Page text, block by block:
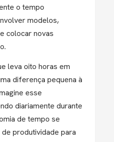
o tempo
modelos,
colocar novas
leva oito horas em
diferença pequena à
esse
diariamente durante
de tempo se
de produtividade para